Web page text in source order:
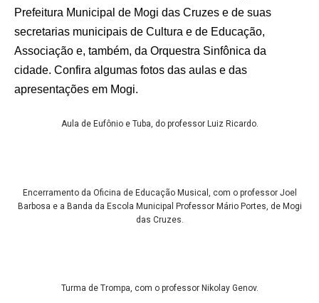
Prefeitura Municipal de Mogi das Cruzes e de suas
secretarias municipais de Cultura e de Educação,
Associação e, também, da Orquestra Sinfônica da
cidade. Confira algumas fotos das aulas e das
apresentações em Mogi.
Aula de Eufônio e Tuba, do professor Luiz Ricardo.
Encerramento da Oficina de Educação Musical, com o professor Joel
Barbosa e a Banda da Escola Municipal Professor Mário Portes, de Mogi
das Cruzes.
Turma de Trompa, com o professor Nikolay Genov.